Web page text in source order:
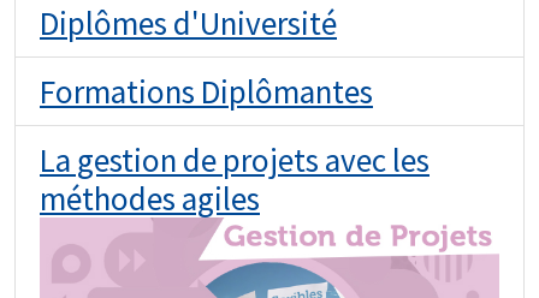
Diplômes d'Université
Formations Diplômantes
La gestion de projets avec les
méthodes agiles